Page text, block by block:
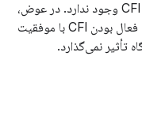
در حال حاضر، هیچ آزمایش CTS مخصوص CFI وجود ندارد. در عوض،
مطمئن شوید که آزمایش‌های CTS با و بدون فعال بودن CFI با موفقیت